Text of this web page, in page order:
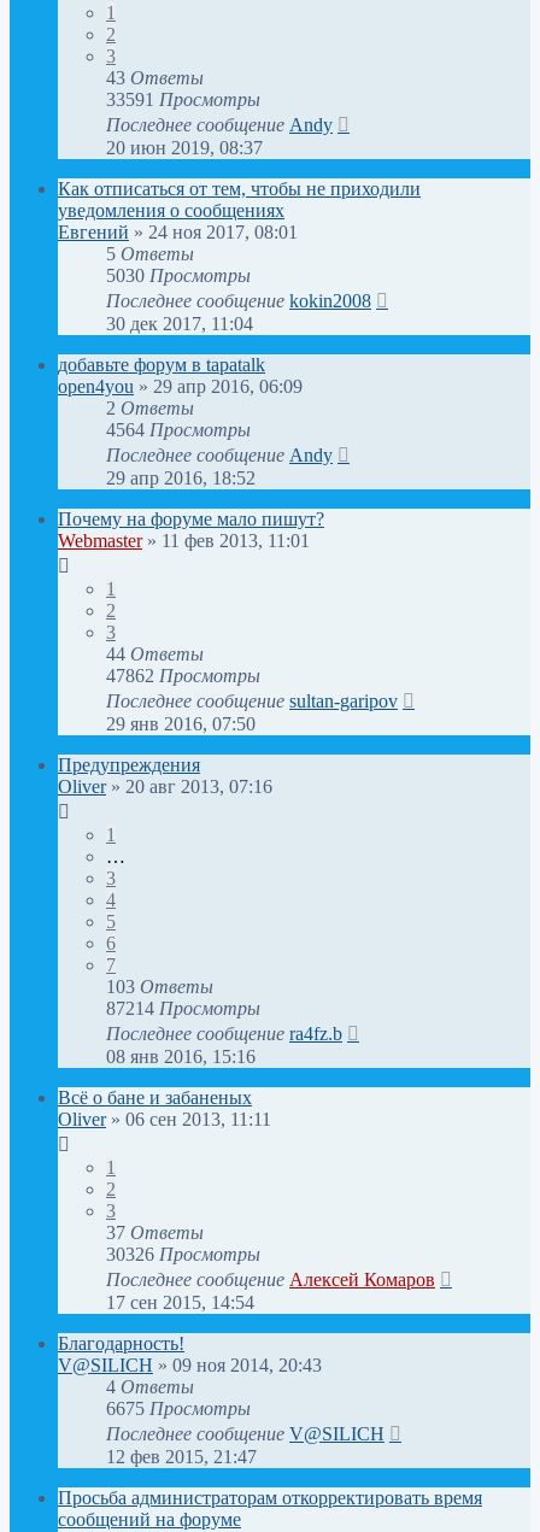
1
2
3
43 Ответы
33591 Просмотры
Последнее сообщение Andy
20 июн 2019, 08:37
Как отписаться от тем, чтобы не приходили
уведомления о сообщениях
Евгений » 24 ноя 2017, 08:01
5 Ответы
5030 Просмотры
Последнее сообщение kokin2008
30 дек 2017, 11:04
добавьте форум в tapatalk
open4you » 29 апр 2016, 06:09
2 Ответы
4564 Просмотры
Последнее сообщение Andy
29 апр 2016, 18:52
Почему на форуме мало пишут?
Webmaster» 11 фев 2013, 11:01
1
2
3
44 Ответы
47862 Просмотры
Последнее сообщение sultan-garipov
29 янв 2016, 07:50
Предупреждения
Oliver» 20 авг 2013, 07:16
1
…
3
4
5
6
7
103 Ответы
87214 Просмотры
Последнее сообщение ra4fz.b
08 янв 2016, 15:16
Всё о бане и забаненых
Oliver» 06 сен 2013, 11:11
1
2
3
37 Ответы
30326 Просмотры
Последнее сообщение Алексей Комаров
17 сен 2015, 14:54
Благодарность!
V@SILICH » 09 ноя 2014, 20:43
4 Ответы
6675 Просмотры
Последнее сообщение V@SILICH
12 фев 2015, 21:47
Просьба администраторам откорректировать время
сообщений на форуме